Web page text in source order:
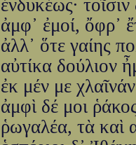
ἐνδυκέως·
ἀμφ᾽ ἐμοί, ὄφρ᾽
ἀλλ᾽ ὅτε γαίης
αὐτίκα δούλιον
ἐκ μέν με
ἀμφὶ δέ μοι
ῥωγαλέα, τὰ καὶ